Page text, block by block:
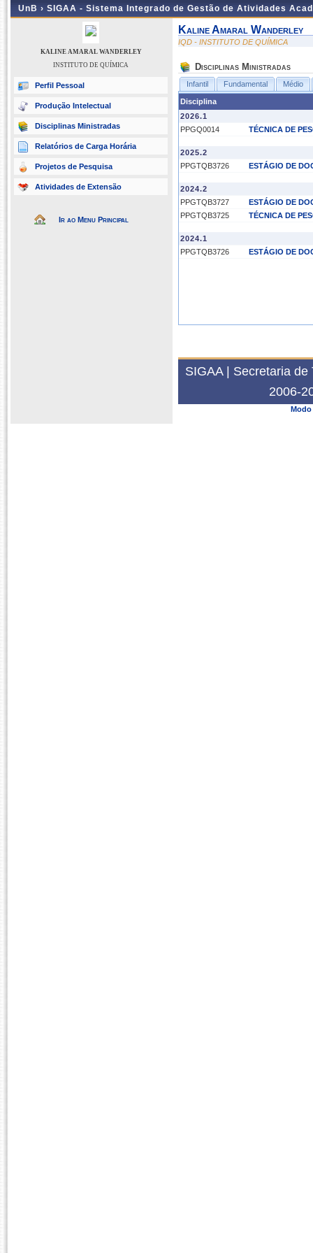
UnB › SIGAA - Sistema Integrado de Gestão de Atividades
KALINE AMARAL WANDERLEY
INSTITUTO DE QUÍMICA
Perfil Pessoal
Produção Intelectual
Disciplinas Ministradas
Relatórios de Carga Horária
Projetos de Pesquisa
Atividades de Extensão
Ir ao Menu Principal
Kaline Amaral Wanderley
IQD - INSTITUTO DE QUÍMICA
Disciplinas Ministradas
Infantil Fundamental Médio
Disciplina
2026.1
PPGQ0014
TÉCNICA DE
2025.2
PPGTQB3726
ESTÁGIO DE
2024.2
PPGTQB3727
ESTÁGIO DE
PPGTQB3725
TÉCNICA DE
2024.1
PPGTQB3726
ESTÁGIO DE
SIGAA | Secretaria
2006-
Modo